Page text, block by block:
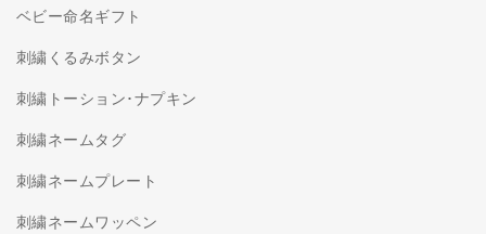
ベビー命名ギフト
刺繍くるみボタン
刺繍トーション･ナプキン
刺繍ネームタグ
刺繍ネームプレート
刺繍ネームワッペン